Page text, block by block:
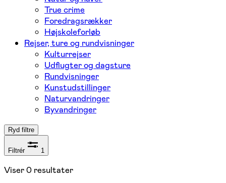
True crime
Foredragsrækker
Højskoleforløb
Rejser, ture og rundvisninger
Kulturrejser
Udflugter og dagsture
Rundvisninger
Kunstudstillinger
Naturvandringer
Byvandringer
Ryd filtre
Filtrér 1
Viser0 resultater